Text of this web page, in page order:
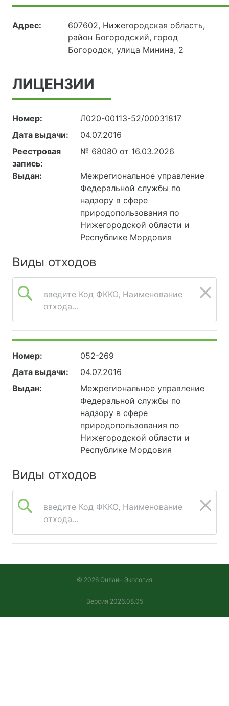
Адрес:
607602, Нижегородская область,
район Богородский, город
Богородск, улица Минина, 2
ЛИЦЕНЗИИ
Номер:
Л020-00113-52/00031817
Дата выдачи:
04.07.2016
Реестровая
запись:
№ 68080 от 16.03.2026
Выдан:
Межрегиональное управление
Федеральной службы по
надзору в сфере
природопользования по
Нижегородской области и
Республике Мордовия
Виды отходов
введите Код ФККО, Наименование
отхода...
Номер:
052-269
Дата выдачи:
04.07.2016
Выдан:
Межрегиональное управление
Федеральной службы по
надзору в сфере
природопользования по
Нижегородской области и
Республике Мордовия
Виды отходов
введите Код ФККО, Наименование
отхода...
© 2026 Онлайн Экология
Версия 2026.08.05